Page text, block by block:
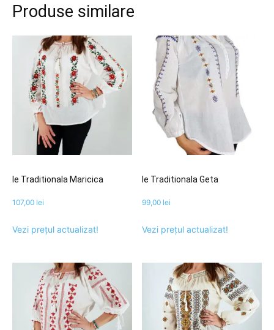
Produse similare
Ie Traditionala Maricica
107,00 lei
Vezi prețul actualizat!
Ie Traditionala Geta
99,00 lei
Vezi prețul actualizat!